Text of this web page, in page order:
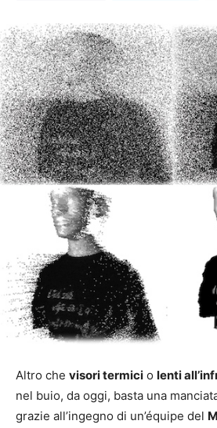
Altro che visori termici o lenti
nel buio, da oggi, basta una
grazie all’ingegno di un’équipe del